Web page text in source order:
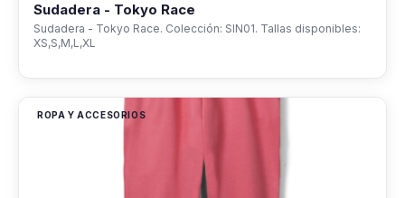
Sudadera - Tokyo Race
Sudadera - Tokyo Race. Colección: SIN01. Tallas disponibles:
XS,S,M,L,XL
ROPA Y ACCESORIOS